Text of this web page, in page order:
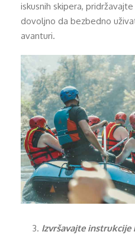
iskusnih skipera,
dovoljno da bezbedno
avanturi.
Izvršavajte